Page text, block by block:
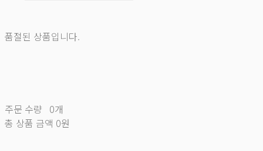
품절된 상품입니다.
주문 수량 0개
총 상품 금액 0원